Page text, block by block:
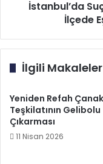
Operasyon
İstanbul’da
İlçede
İlgili Makaleler
Yeniden Refah
Teşkilatının Gelibolu
Çıkarması
11 Nisan 2026